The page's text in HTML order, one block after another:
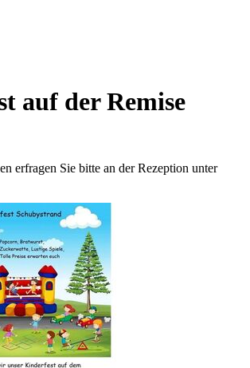
auf der Remise
erfragen Sie bitte an der Rezeption unter